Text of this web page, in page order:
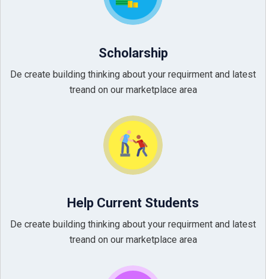
Scholarship
De create building thinking about your requirment and latest
treand on our marketplace area
Help Current Students
De create building thinking about your requirment and latest
treand on our marketplace area